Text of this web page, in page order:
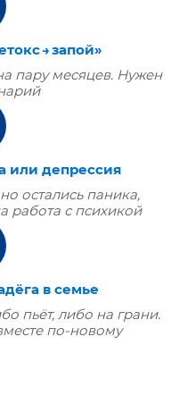
→ запой»
пару месяцев. Нужен
или депрессия
остались паника,
работа с психикой
в семье
пьёт, либо на грани.
по‑новому